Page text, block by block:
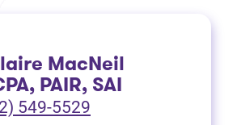
MacNeil
PAIR, SAI
549-5529